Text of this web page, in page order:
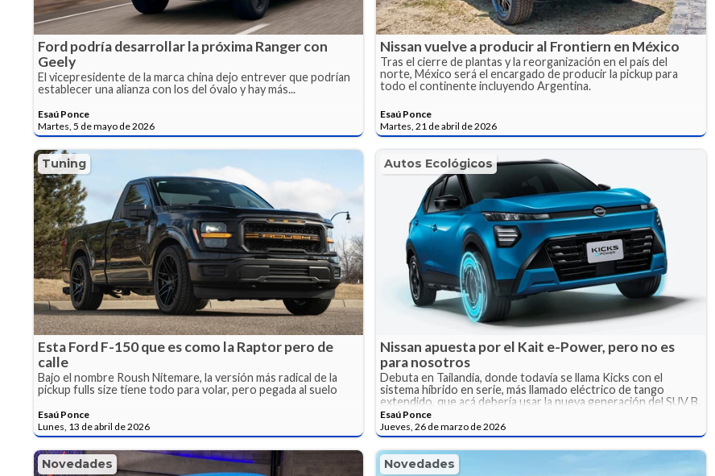
Ford podría desarrollar la próxima Ranger con
Geely
El vicepresidente de la marca china dejo entrever que podrían
establecer una alianza con los del óvalo y hay más...
Esaú Ponce
Martes, 5 de mayo de 2026
Nissan vuelve a producir al Frontiern en México
Tras el cierre de plantas y la reorganización en el país del
norte, México será el encargado de producir la pickup para
todo el continente incluyendo Argentina.
Esaú Ponce
Martes, 21 de abril de 2026
Tuning
Esta Ford F-150 que es como la Raptor pero de
calle
Bajo el nombre Roush Nitemare, la versión más radical de la
pickup fulls size tiene todo para volar, pero pegada al suelo
Esaú Ponce
Lunes, 13 de abril de 2026
Autos Ecológicos
Nissan apuesta por el Kait e-Power, pero no es
para nosotros
Debuta en Tailandia, donde todavía se llama Kicks con el
sistema híbrido en serie, más llamado eléctrico de tango
extendido, que acá debería usar la nueva generación del SUV B.
Esaú Ponce
Jueves, 26 de marzo de 2026
Novedades Novedades